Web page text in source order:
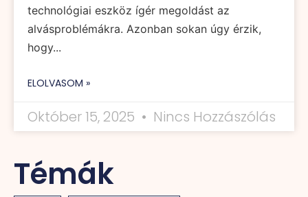
technológiai eszköz ígér megoldást az
alvásproblémákra. Azonban sokan úgy érzik,
hogy...
ELOLVASOM »
Október 15, 2025 Nincs Hozzászólás
Témák